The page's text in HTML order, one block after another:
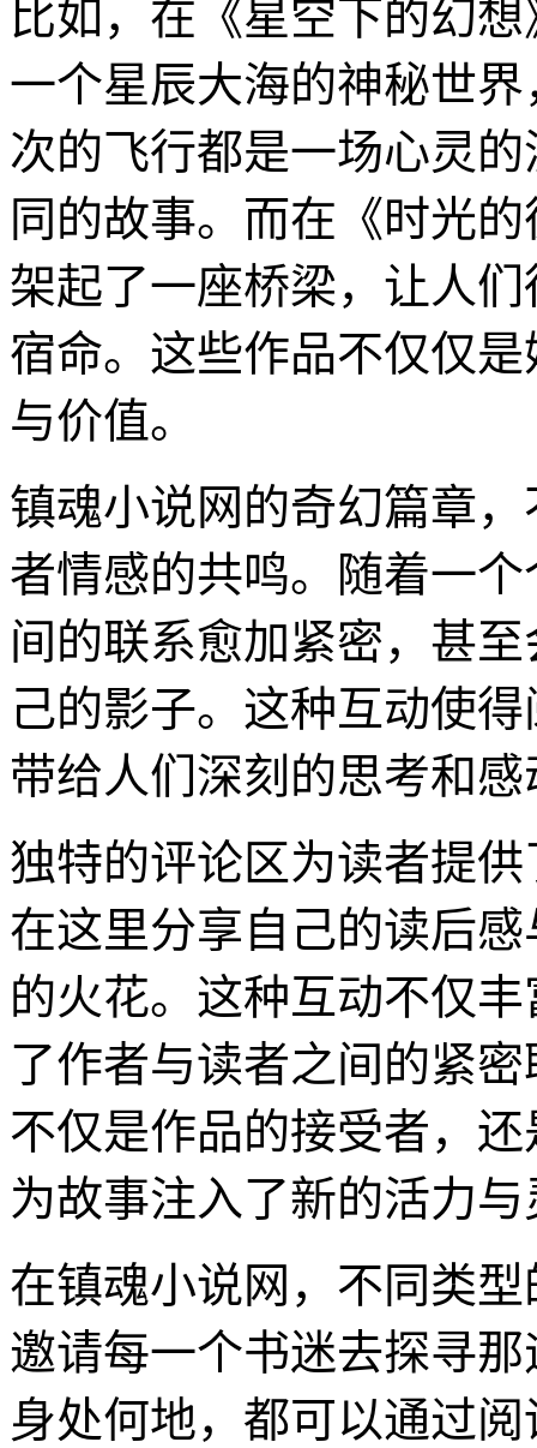
比如，在《星空下的幻
一个星辰大海的神秘世
次的飞行都是一场心灵
同的故事。而在《时光
架起了一座桥梁，让人
宿命。这些作品不仅仅
与价值。
镇魂小说网的奇幻篇章
者情感的共鸣。随着一
间的联系愈加紧密，甚
己的影子。这种互动使
带给人们深刻的思考和感
独特的评论区为读者提
在这里分享自己的读后
的火花。这种互动不仅
了作者与读者之间的紧
不仅是作品的接受者，
为故事注入了新的活力
在镇魂小说网，不同类
邀请每一个书迷去探寻
身处何地，都可以通过